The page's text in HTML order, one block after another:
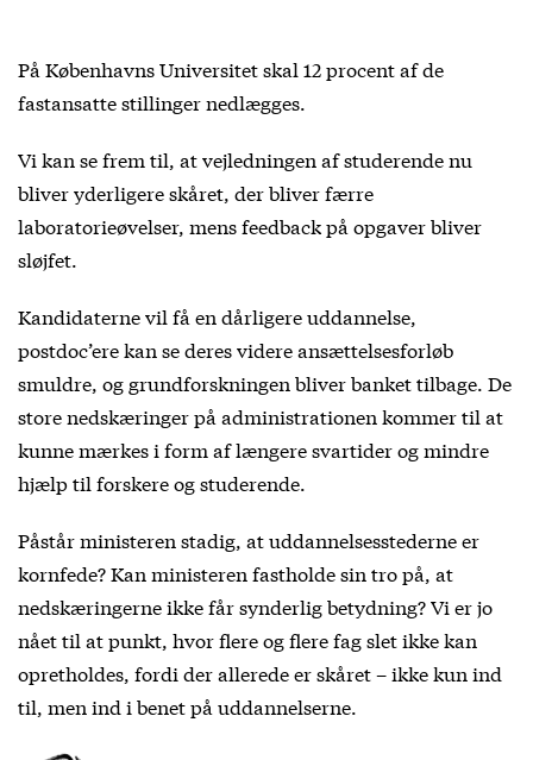
På Københavns Universitet skal 12 procent af de
fastansatte stillinger nedlægges.
Vi kan se frem til, at vejledningen af studerende nu
bliver yderligere skåret, der bliver færre
laboratorieøvelser, mens feedback på opgaver bliver
sløjfet.
Kandidaterne vil få en dårligere uddannelse,
postdoc’ere kan se deres videre ansættelsesforløb
smuldre, og grundforskningen bliver banket tilbage. De
store nedskæringer på administrationen kommer til at
kunne mærkes i form af længere svartider og mindre
hjælp til forskere og studerende.
Påstår ministeren stadig, at uddannelsesstederne er
kornfede? Kan ministeren fastholde sin tro på, at
nedskæringerne ikke får synderlig betydning? Vi er jo
nået til at punkt, hvor flere og flere fag slet ikke kan
opretholdes, fordi der allerede er skåret – ikke kun ind
til, men ind i benet på uddannelserne.